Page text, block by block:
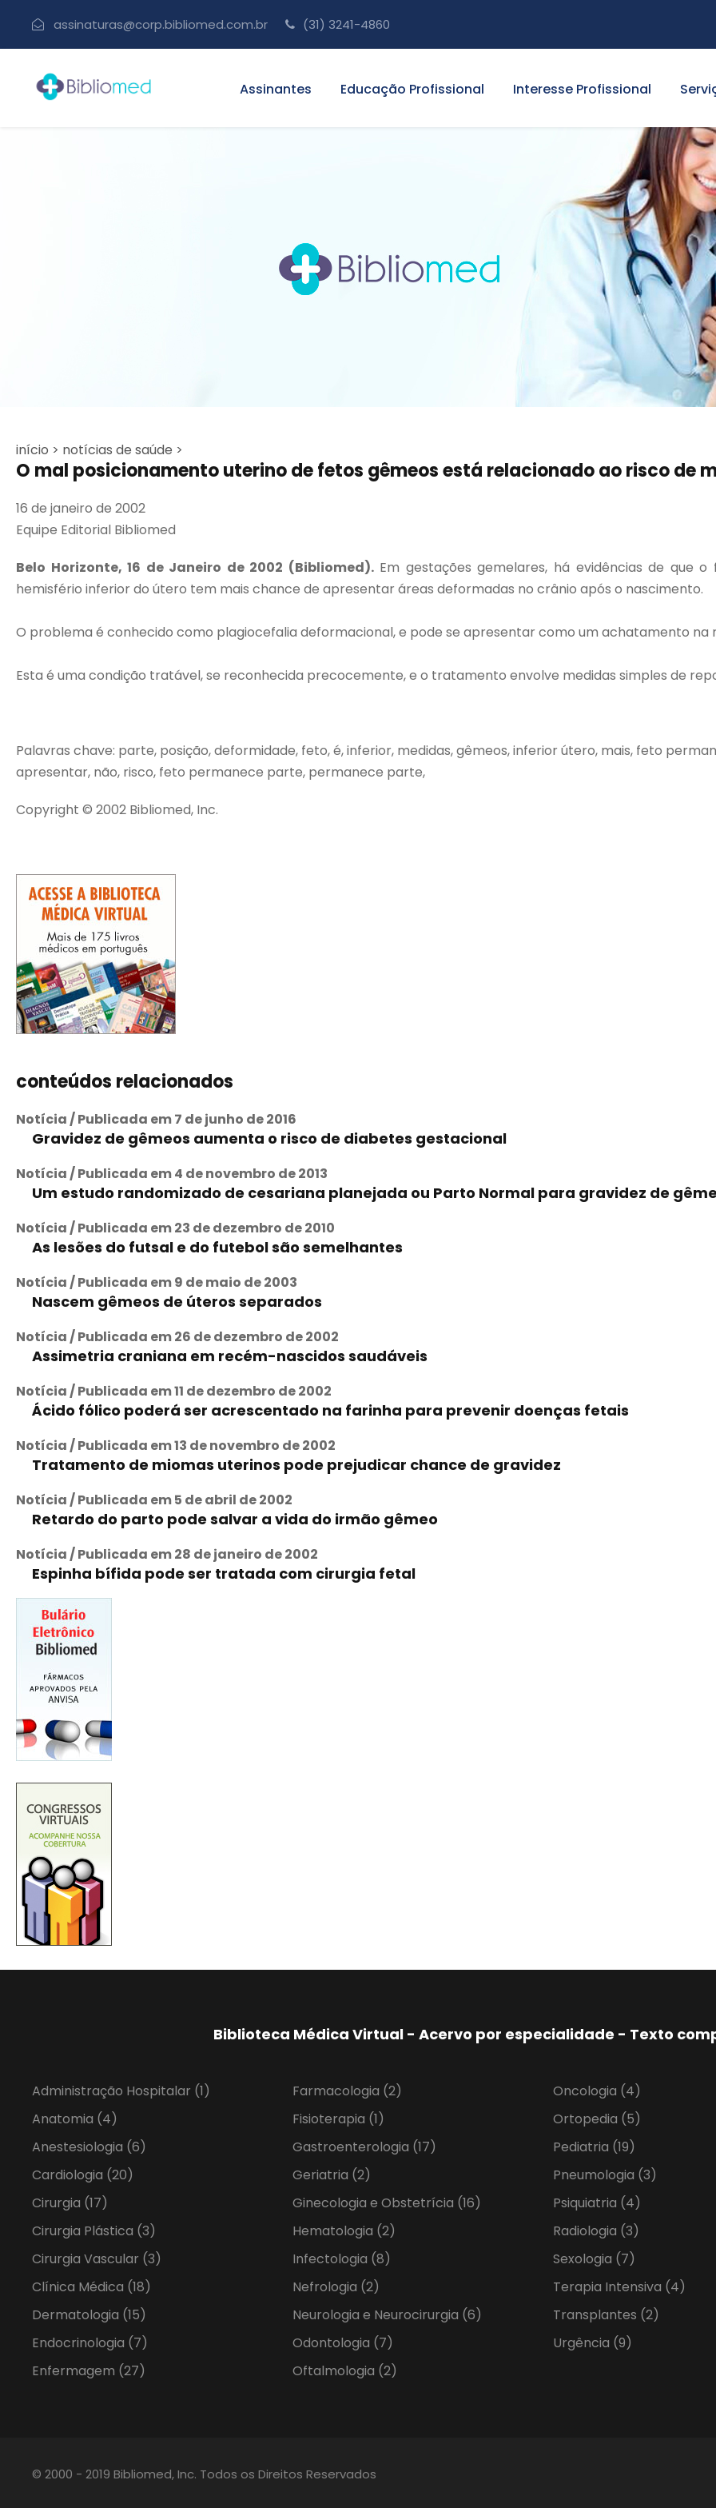
assinaturas@corp.bibliomed.com.br (31) 3241-4860
Assinantes Educação Profissional Interesse Profissional
início > notícias de saúde >
O mal posicionamento uterino de fetos gêmeos está relacionado ao risco de
16 de janeiro de 2002
Equipe Editorial Bibliomed
Belo Horizonte, 16 de Janeiro de 2002 (Bibliomed).Em gestações gemelares, há evidências de que
hemisfério inferior do útero tem mais chance de apresentar áreas deformadas no crânio após o nascimento.
O problema é conhecido como plagiocefalia deformacional, e pode se apresentar como um achatamento na
Esta é uma condição tratável, se reconhecida precocemente, e o tratamento envolve medidas simples de
Palavras chave: parte, posição, deformidade, feto, é, inferior, medidas, gêmeos, inferior útero, mais, feto
apresentar, não, risco, feto permanece parte, permanece parte,
Copyright © 2002 Bibliomed, Inc.
conteúdos relacionados
Notícia / Publicada em 7 de junho de 2016
Gravidez de gêmeos aumenta o risco de diabetes gestacional
Notícia / Publicada em 4 de novembro de 2013
Um estudo randomizado de cesariana planejada ou Parto Normal para gravidez de
Notícia / Publicada em 23 de dezembro de 2010
As lesões do futsal e do futebol são semelhantes
Notícia / Publicada em 9 de maio de 2003
Nascem gêmeos de úteros separados
Notícia / Publicada em 26 de dezembro de 2002
Assimetria craniana em recém-nascidos saudáveis
Notícia / Publicada em 11 de dezembro de 2002
Ácido fólico poderá ser acrescentado na farinha para prevenir doenças fetais
Notícia / Publicada em 13 de novembro de 2002
Tratamento de miomas uterinos pode prejudicar chance de gravidez
Notícia / Publicada em 5 de abril de 2002
Retardo do parto pode salvar a vida do irmão gêmeo
Notícia / Publicada em 28 de janeiro de 2002
Espinha bífida pode ser tratada com cirurgia fetal
Biblioteca Médica Virtual - Acervo por especialidade - Texto
Administração Hospitalar (1)
Anatomia (4)
Anestesiologia (6)
Cardiologia (20)
Cirurgia (17)
Cirurgia Plástica (3)
Cirurgia Vascular (3)
Clínica Médica (18)
Dermatologia (15)
Endocrinologia (7)
Enfermagem (27)
Farmacologia (2)
Fisioterapia (1)
Gastroenterologia (17)
Geriatria (2)
Ginecologia e Obstetrícia (16)
Hematologia (2)
Infectologia (8)
Nefrologia (2)
Neurologia e Neurocirurgia (6)
Odontologia (7)
Oftalmologia (2)
Oncologia (4)
Ortopedia (5)
Pediatria (19)
Pneumologia (3)
Psiquiatria (4)
Radiologia (3)
Sexologia (7)
Terapia Intensiva (4)
Transplantes (2)
Urgência (9)
© 2000 - 2019 Bibliomed, Inc. Todos os Direitos Reservados